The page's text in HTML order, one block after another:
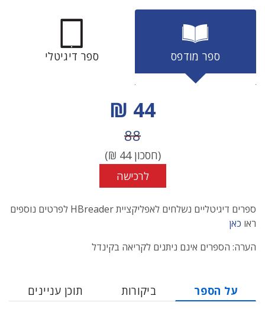
ספר מודפס ספר דיגיטלי
מחיר הנחה
44 ₪
מחיר לפני הנחה
88
(חסכון44
₪)
לרכישה
ספרים דיגיטליים נשלחים לאפליקציית HBreader לפרטים נוספים
ראו כאן
הערה: הספרים אינם ניתנים לקריאה בקינדל
על הספר ביקורות תוכן עניינים